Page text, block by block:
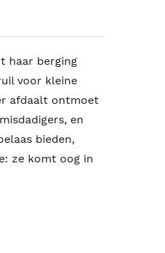
haar berging
voor kleine
afdaalt ontmoet
en
bieden,
ze komt oog in